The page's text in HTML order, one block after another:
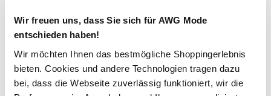
Wir freuen uns, dass Sie sich für AWG Mode
entschieden haben!
Wir möchten Ihnen das bestmögliche Shoppingerlebnis
bieten. Cookies und andere Technologien tragen dazu
bei, dass die Webseite zuverlässig funktioniert, wir die
AWG Artikelnummer
885872-silber
Material